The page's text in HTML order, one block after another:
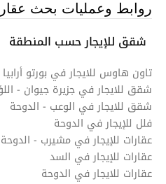
روابط وعمليات بحث
شقق للإيجار حسب المنطقة
تاون هاوس للايجار في بورتو
شقق للايجار في جزيرة جيوان -
شقق للايجار في الوعب - الدوحة
فلل للإيجار في الدوحة
عقارات للإيجار في مشيرب - الدوحة
عقارات للإيجار في السد
عقارات للايجار في الدوحة